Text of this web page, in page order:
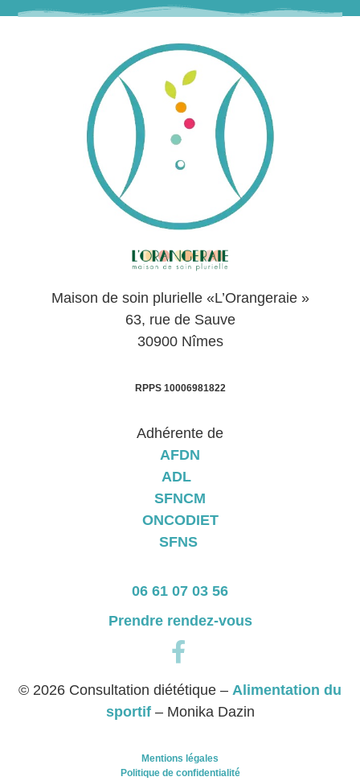
Maison de soin plurielle «L’Orangeraie »
63, rue de Sauve
30900 Nîmes
RPPS 10006981822
Adhérente de
AFDN
ADL
SFNCM
ONCODIET
SFNS
06 61 07 03 56
Prendre rendez-vous
© 2026 Consultation diététique – Alimentation du
sportif– Monika Dazin
Mentions légales
Politique de confidentialité